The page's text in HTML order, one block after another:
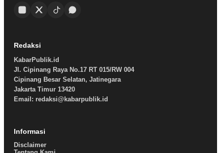
Redaksi
KabarPublik.id
Jl. Cipinang Raya No.17 RT 015/RW 004
Cipinang Besar Selatan, Jatinegara
Jakarta Timur 13420
Email: redaksi@kabarpublik.id
Informasi
Disclaimer